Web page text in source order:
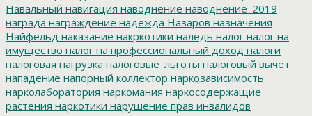
Навальный навигация наводнение наводнение_2019
награда награждение надежда Назаров назначения
Найфельд наказание накркотики наледь налог налог на
имущество налог на профессиональный доход налоги
налоговая нагрузка налоговые_льготы налоговый вычет
нападение напорный коллектор наркозависимость
нарколаборатория наркомания наркосодержащие
растения наркотики нарушение прав инвалидов